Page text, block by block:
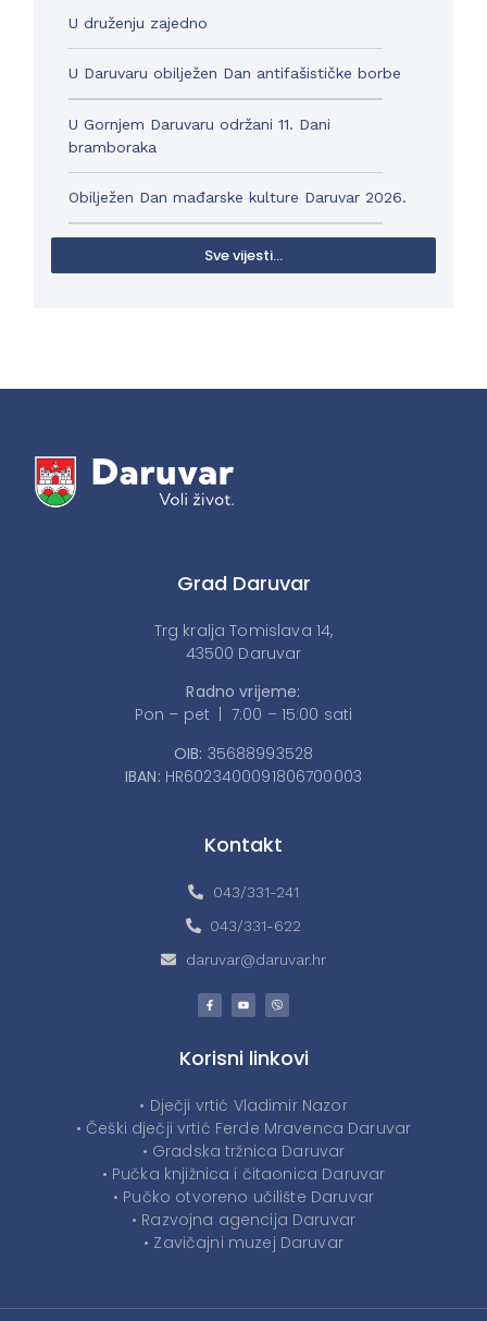
U druženju zajedno
U Daruvaru obilježen Dan antifašističke borbe
U Gornjem Daruvaru održani 11. Dani
bramboraka
Obilježen Dan mađarske kulture Daruvar 2026.
Sve vijesti...
Grad Daruvar
Trg kralja Tomislava 14,
43500 Daruvar
Radno vrijeme:
Pon – pet | 7:00 – 15:00 sati
OIB: 35688993528
IBAN: HR6023400091806700003
Kontakt
043/331-241
043/331-622
daruvar@daruvar.hr
Korisni linkovi
• Dječji vrtić Vladimir Nazor
• Češki dječji vrtić Ferde Mravenca Daruvar
• Gradska tržnica Daruvar
• Pučka knjižnica i čitaonica Daruvar
• Pučko otvoreno učilište Daruvar
• Razvojna agencija Daruvar
• Zavičajni muzej Daruvar